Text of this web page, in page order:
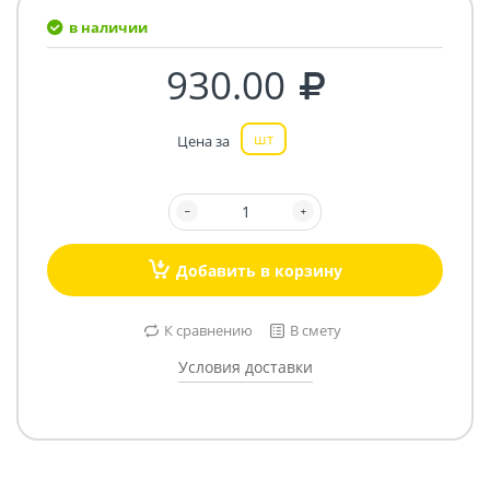
в наличии
930.00
Цена за шт
Добавить в корзину
К сравнению В смету
Условия доставки